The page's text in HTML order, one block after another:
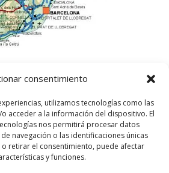
consentimiento
utilizamos tecnologías como las
acceder a la información del dispositivo. El
nos permitirá procesar datos
navegación o las identificaciones únicas
retirar el consentimiento, puede afectar
y funciones.